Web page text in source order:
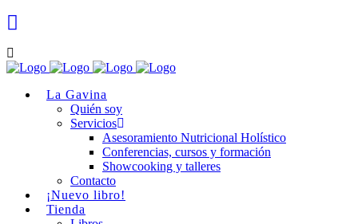
La Gavina
Quién soy
Servicios
Asesoramiento Nutricional Holístico
Conferencias, cursos y formación
Showcooking y talleres
Contacto
¡Nuevo libro!
Tienda